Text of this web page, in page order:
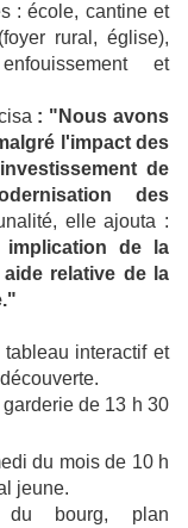
: école, cantine et
rural, église),
et
: "Nous avons
l'impact des
de
des
elle ajouta :
de la
relative de la
interactif et
de 13 h 30
du mois de 10 h
jeune.
du bourg, plan